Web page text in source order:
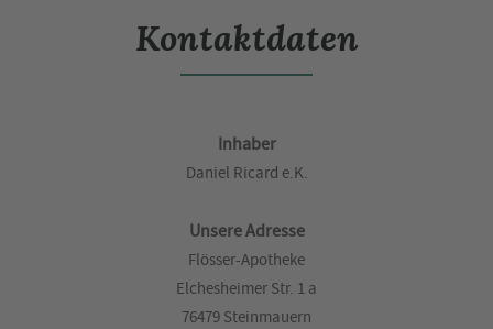
Kontaktdaten
Inhaber
Daniel Ricard e.K.
Unsere Adresse
Flösser-Apotheke
Elchesheimer Str. 1 a
76479 Steinmauern